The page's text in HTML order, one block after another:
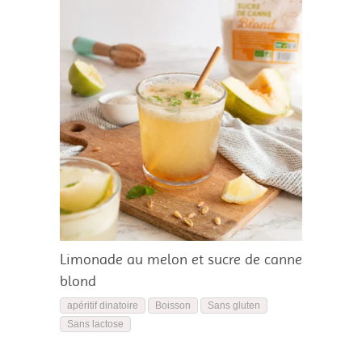
Limonade au melon et sucre de canne
blond
apéritif dinatoire Boisson
Sans gluten
Sans lactose